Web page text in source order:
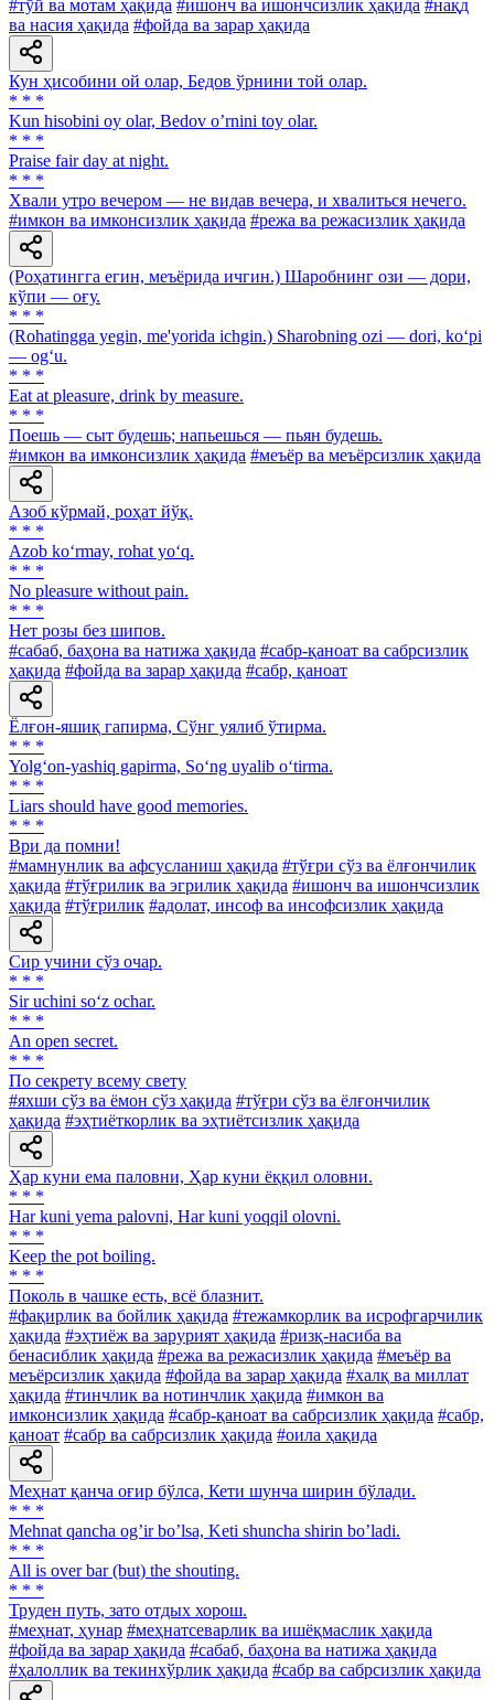
#тўй ва мотам ҳақида #ишонч ва ишончсизлик ҳақида #нақд
ва насия ҳақида #фойда ва зарар ҳақида
Кун ҳисобини ой олар, Бедов ўрнини той олар.
* * *
Kun hisobini oy olar, Bedov oʼrnini toy olar.
* * *
Praise fair day at night.
* * *
Хвали утро вечером — не видав вечера, и хвалиться нечего.
#имкон ва имконсизлик ҳақида #режа ва режасизлик ҳақида
(Роҳатингга егин, меъёрида ичгин.) Шаробнинг ози — дори,
кўпи — оғу.
* * *
(Rohatingga yegin, me'yorida ichgin.) Sharobning ozi — dori, ko‘pi
— og‘u.
* * *
Eat at pleasure, drink by measure.
* * *
Поешь — сыт будешь; напьешься — пьян будешь.
#имкон ва имконсизлик ҳақида #меъёр ва меъёрсизлик ҳақида
Азоб кўрмай, роҳат йўқ.
* * *
Azob ko‘rmay, rohat yo‘q.
* * *
No pleasure without pain.
* * *
Нет розы без шипов.
#сабаб, баҳона ва натижа ҳақида #сабр-қаноат ва сабрсизлик
ҳақида #фойда ва зарар ҳақида #сабр, қаноат
Ёлғон-яшиқ гапирма, Сўнг уялиб ўтирма.
* * *
Yolg‘on-yashiq gapirma, So‘ng uyalib o‘tirma.
* * *
Liars should have good memories.
* * *
Ври да помни!
#мамнунлик ва афсусланиш ҳақида #тўғри сўз ва ёлғончилик
ҳақида #тўғрилик ва эгрилик ҳақида #ишонч ва ишончсизлик
ҳақида #тўғрилик #адолат, инсоф ва инсофсизлик ҳақида
Сир учини сўз очар.
* * *
Sir uchini so‘z ochar.
* * *
An open secret.
* * *
По секрету всему свету
#яхши сўз ва ёмон сўз ҳақида #тўғри сўз ва ёлғончилик
ҳақида #эҳтиёткорлик ва эҳтиётсизлик ҳақида
Ҳар куни ема паловни, Ҳар куни ёққил оловни.
* * *
Har kuni yema palovni, Har kuni yoqqil olovni.
* * *
Keep the pot boiling.
* * *
Поколь в чашке есть, всё блазнит.
#фақирлик ва бойлик ҳақида #тежамкорлик ва исрофгарчилик
ҳақида #эҳтиёж ва зарурият ҳақида #ризқ-насиба ва
бенасиблик ҳақида #режа ва режасизлик ҳақида #меъёр ва
меъёрсизлик ҳақида #фойда ва зарар ҳақида #халқ ва миллат
ҳақида #тинчлик ва нотинчлик ҳақида #имкон ва
имконсизлик ҳақида #сабр-қаноат ва сабрсизлик ҳақида #сабр,
қаноат #сабр ва сабрсизлик ҳақида #оила ҳақида
Меҳнат қанча оғир бўлса, Кети шунча ширин бўлади.
* * *
Mehnat qancha ogʼir boʼlsa, Keti shuncha shirin boʼladi.
* * *
All is over bar (but) the shouting.
* * *
Труден путь, зато отдых хорош.
#меҳнат, ҳунар #меҳнатсеварлик ва ишёқмаслик ҳақида
#фойда ва зарар ҳақида #сабаб, баҳона ва натижа ҳақида
#ҳалоллик ва текинхўрлик ҳақида #сабр ва сабрсизлик ҳақида